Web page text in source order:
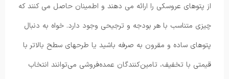
از پتوهای عروسکی را ارائه می دهند و اطمینان حاصل می کنند که
چیزی متناسب با هر بودجه و ترجیحی وجود دارد. خواه به دنبال
پتوهای ساده و مقرون به صرفه باشید یا طرحهای سطح بالاتر با
قیمتی با تخفیف، تامین‌کنندگان عمده‌فروشی می‌توانند انتخاب